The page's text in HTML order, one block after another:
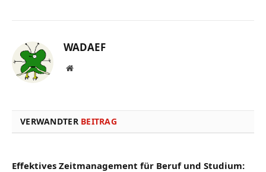
WADAEF
Website
VERWANDTER BEITRAG
Effektives Zeitmanagement für Beruf und Studium: